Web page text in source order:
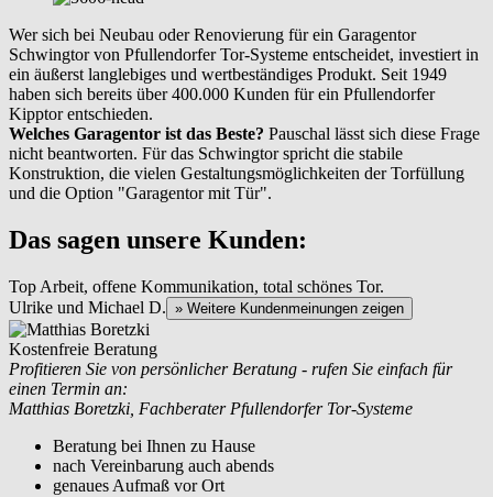
Wer sich bei Neubau oder Renovierung für ein Garagentor
Schwingtor von Pfullendorfer Tor-Systeme entscheidet, investiert in
ein äußerst langlebiges und wertbeständiges Produkt. Seit 1949
haben sich bereits über 400.000 Kunden für ein Pfullendorfer
Kipptor entschieden.
Welches Garagentor ist das Beste? Pauschal lässt sich diese Frage
nicht beantworten. Für das Schwingtor spricht die stabile
Konstruktion, die vielen Gestaltungsmöglichkeiten der Torfüllung
und die Option "Garagentor mit Tür".
Das sagen unsere Kunden:
Top Arbeit, offene Kommunikation, total schönes Tor.
Ulrike und Michael D. » Weitere Kundenmeinungen zeigen
Kostenfreie Beratung
Profitieren Sie von persönlicher Beratung - rufen Sie einfach für
einen Termin an:
Matthias Boretzki, Fachberater Pfullendorfer Tor-Systeme
Beratung bei Ihnen zu Hause
nach Vereinbarung auch abends
genaues Aufmaß vor Ort